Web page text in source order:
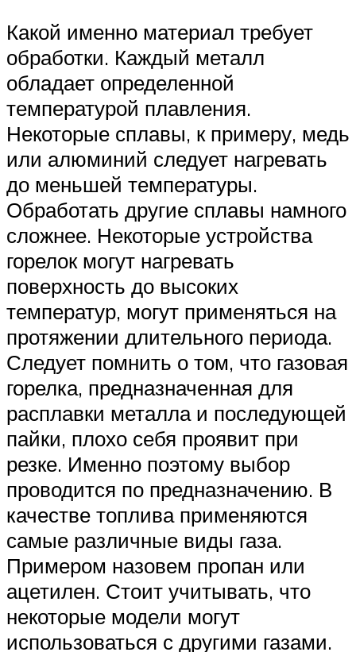
Какой именно материал требует
обработки. Каждый металл
обладает определенной
температурой плавления.
Некоторые сплавы, к примеру, медь
или алюминий следует нагревать
до меньшей температуры.
Обработать другие сплавы намного
сложнее. Некоторые устройства
горелок могут нагревать
поверхность до высоких
температур, могут применяться на
протяжении длительного периода.
Следует помнить о том, что газовая
горелка, предназначенная для
расплавки металла и последующей
пайки, плохо себя проявит при
резке. Именно поэтому выбор
проводится по предназначению. В
качестве топлива применяются
самые различные виды газа.
Примером назовем пропан или
ацетилен. Стоит учитывать, что
некоторые модели могут
использоваться с другими газами.